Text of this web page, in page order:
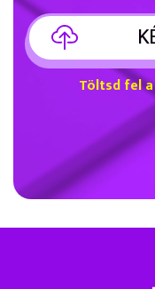
Töltsd fel